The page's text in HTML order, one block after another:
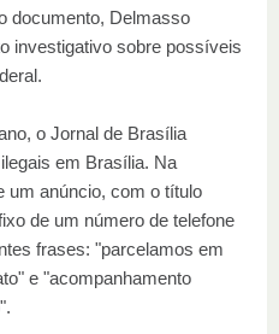
documento, Delmasso
investigativo sobre possíveis
o Jornal de Brasília
em Brasília. Na
um anúncio, com o título
de um número de telefone
frases: "parcelamos em
e "acompanhamento